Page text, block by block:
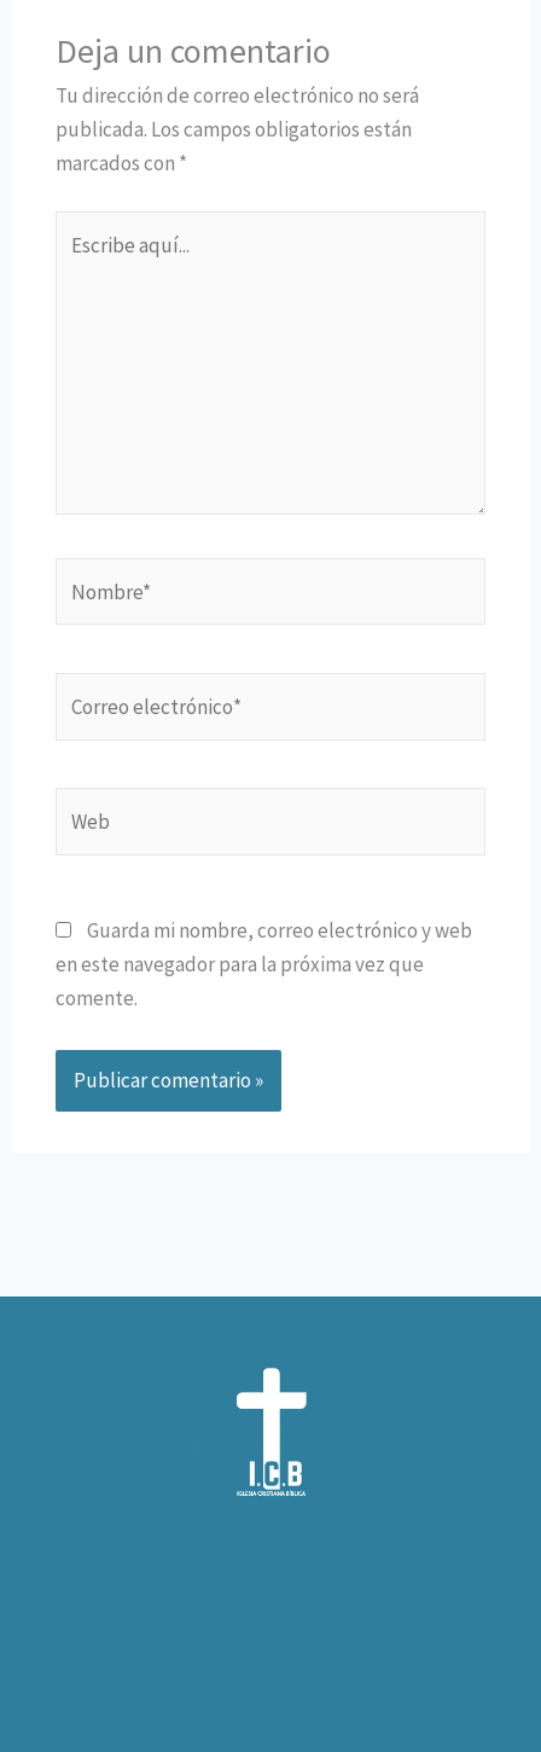
Deja un comentario
Tu dirección de correo electrónico no será
publicada. Los campos obligatorios están
marcados con *
aquí...
electrónico*
Guarda mi nombre, correo electrónico y web
en este navegador para la próxima vez que
comente.